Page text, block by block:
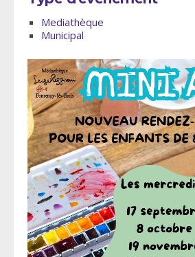
Mediathèque
Municipal